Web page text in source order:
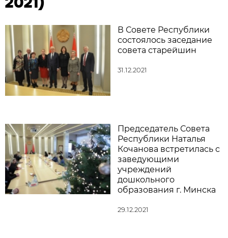
В Совете Республики
состоялось заседание
совета старейшин
31.12.2021
Председатель Совета
Республики Наталья
Кочанова встретилась с
заведующими
учреждений
дошкольного
образования г. Минска
29.12.2021